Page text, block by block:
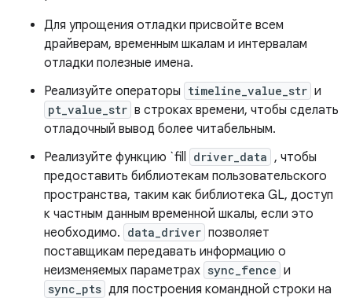
Для упрощения отладки присвойте всем
драйверам, временным шкалам и интервалам
отладки полезные имена.
Реализуйте операторы timeline_value_str и
pt_value_str в строках времени, чтобы сделать
отладочный вывод более читабельным.
Реализуйте функцию `fill driver_data , чтобы
предоставить библиотекам пользовательского
пространства, таким как библиотека GL, доступ
к частным данным временной шкалы, если это
необходимо. data_driver позволяет
поставщикам передавать информацию о
неизменяемых параметрах sync_fence и
sync_pts для построения командной строки на